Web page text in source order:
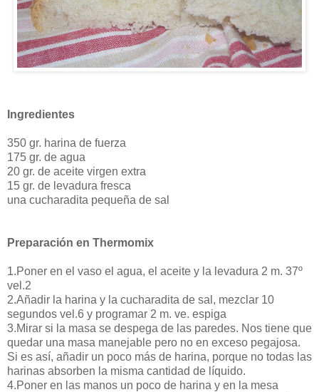
Ingredientes
350 gr. harina de fuerza
175 gr. de agua
20 gr. de aceite virgen extra
15 gr. de levadura fresca
una cucharadita pequeña de sal
Preparación en Thermomix
1.Poner en el vaso el agua, el aceite y la levadura 2 m. 37º
vel.2
2.Añadir la harina y la cucharadita de sal, mezclar 10
segundos vel.6 y programar 2 m. ve. espiga
3.Mirar si la masa se despega de las paredes. Nos tiene que
quedar una masa manejable pero no en exceso pegajosa.
Si es así, añadir un poco más de harina, porque no todas las
harinas absorben la misma cantidad de líquido.
4.Poner en las manos un poco de harina y en la mesa